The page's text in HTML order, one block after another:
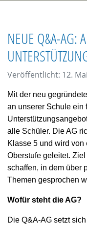
NEUE Q&A-AG:
Veröffentlicht: 12.
Mit der neu
an unserer Schule ein
alle Schüler. Die AG
Klasse 5 und wird
Oberstufe geleitet.
schaffen, in dem über
Themen gesprochen
Wofür steht die AG?
Die Q&A-AG setzt